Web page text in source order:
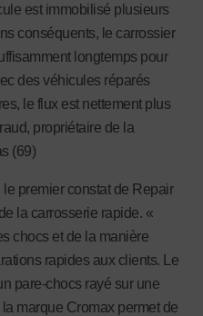
est immobilisé plusieurs
conséquents, le carrossier
longtemps pour
des véhicules réparés
le flux est nettement plus
propriétaire de la
(69)
le premier constat de Repair
la carrosserie rapide. «
chocs et de la manière
rapides aux clients. Le
pare-chocs rayé sur une
la marque Cromax permet de